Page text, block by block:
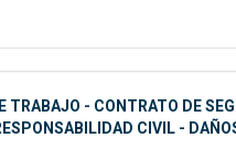
TRABAJO - CONTRATO DE
CIVIL -